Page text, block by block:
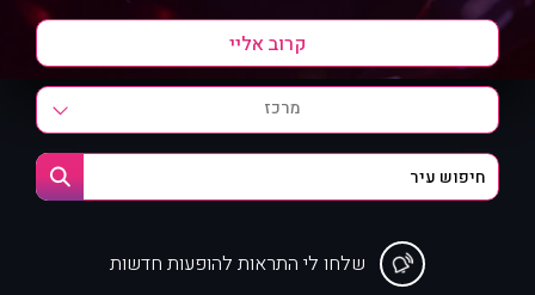
מרכז
שלחו לי התראות להופעות חדשות